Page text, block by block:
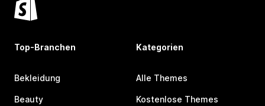
Top-Branchen
Bekleidung
Beauty
Kategorien
Alle Themes
Kostenlose Themes